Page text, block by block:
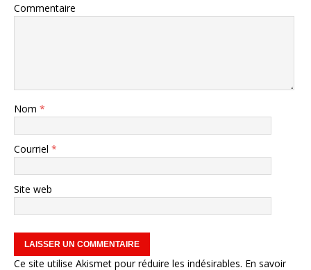
Commentaire
Nom *
Courriel *
Site web
Ce site utilise Akismet pour réduire les indésirables. En savoir